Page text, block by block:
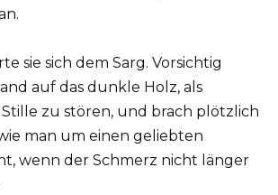
sie sich dem Sarg. Vorsichtig
auf das dunkle Holz, als
zu stören, und brach plötzlich
man um einen geliebten
wenn der Schmerz nicht länger